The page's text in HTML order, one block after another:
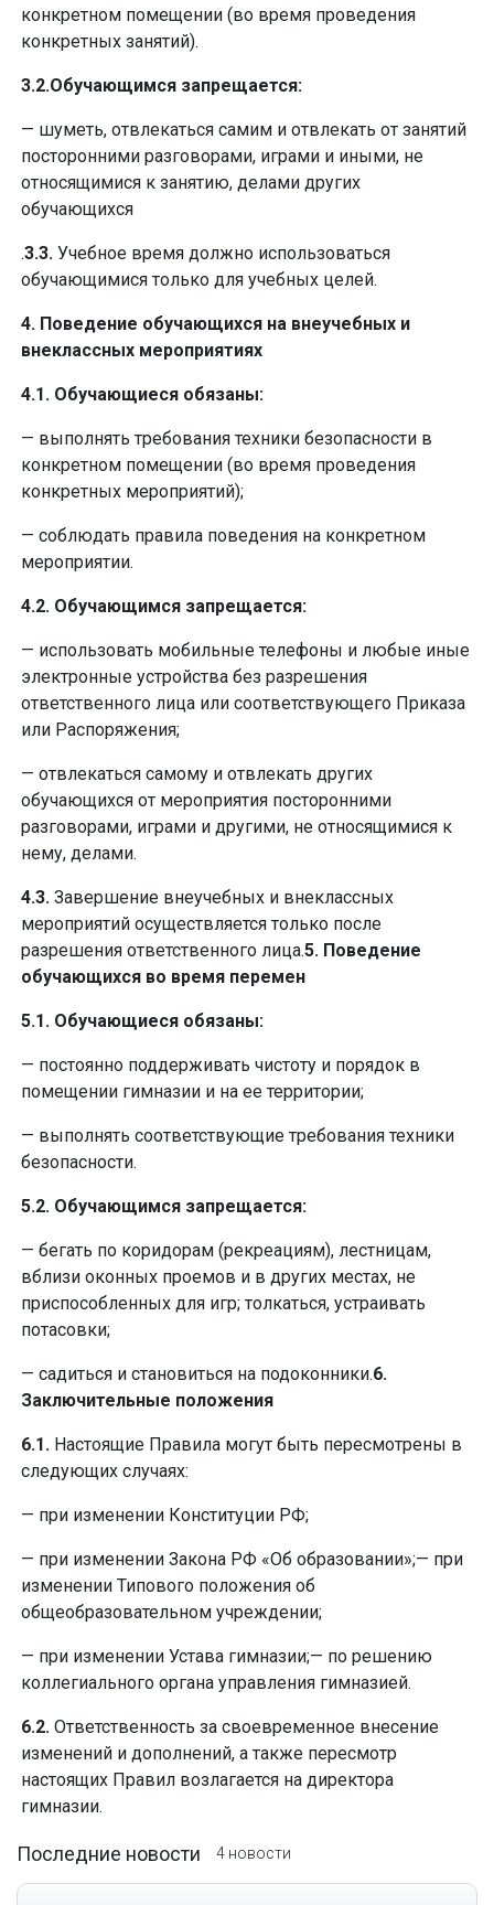
конкретном помещении (во время проведения
конкретных занятий).
3.2.Обучающимся запрещается:
— шуметь, отвлекаться самим и отвлекать от занятий
посторонними разговорами, играми и иными, не
относящимися к занятию, делами других
обучающихся
.3.3. Учебное время должно использоваться
обучающимися только для учебных целей.
4. Поведение обучающихся на внеучебных и
внеклассных мероприятиях
4.1. Обучающиеся обязаны:
— выполнять требования техники безопасности в
конкретном помещении (во время проведения
конкретных мероприятий);
— соблюдать правила поведения на конкретном
мероприятии.
4.2. Обучающимся запрещается:
— использовать мобильные телефоны и любые иные
электронные устройства без разрешения
ответственного лица или соответствующего Приказа
или Распоряжения;
— отвлекаться самому и отвлекать других
обучающихся от мероприятия посторонними
разговорами, играми и другими, не относящимися к
нему, делами.
4.3. Завершение внеучебных и внеклассных
мероприятий осуществляется только после
разрешения ответственного лица.5. Поведение
обучающихся во время перемен
5.1. Обучающиеся обязаны:
— постоянно поддерживать чистоту и порядок в
помещении гимназии и на ее территории;
— выполнять соответствующие требования техники
безопасности.
5.2. Обучающимся запрещается:
— бегать по коридорам (рекреациям), лестницам,
вблизи оконных проемов и в других местах, не
приспособленных для игр; толкаться, устраивать
потасовки;
— садиться и становиться на подоконники.6.
Заключительные положения
6.1. Настоящие Правила могут быть пересмотрены в
следующих случаях:
— при изменении Конституции РФ;
— при изменении Закона РФ «Об образовании»;— при
изменении Типового положения об
общеобразовательном учреждении;
— при изменении Устава гимназии;— по решению
коллегиального органа управления гимназией.
6.2. Ответственность за своевременное внесение
изменений и дополнений, а также пересмотр
настоящих Правил возлагается на директора
гимназии.
Последние новости 4 новости